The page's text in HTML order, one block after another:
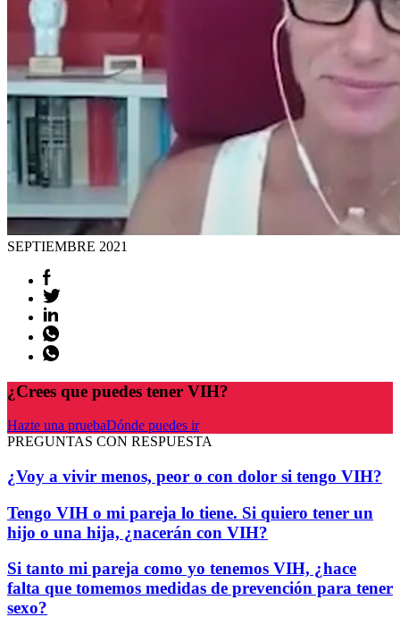
SEPTIEMBRE 2021
¿Crees que puedes tener VIH?
Hazte una pruebaDónde puedes ir
PREGUNTAS CON RESPUESTA
¿Voy a vivir menos, peor o con dolor si tengo VIH?
Tengo VIH o mi pareja lo tiene. Si quiero tener un
hijo o una hija, ¿nacerán con VIH?
Si tanto mi pareja como yo tenemos VIH, ¿hace
falta que tomemos medidas de prevención para tener
sexo?